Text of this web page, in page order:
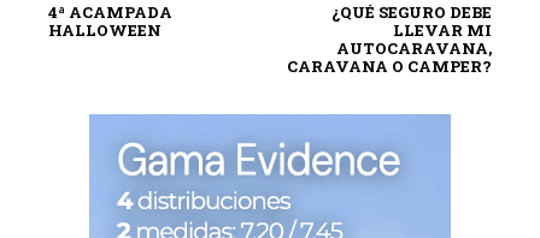
4ª ACAMPADA
HALLOWEEN
¿QUÉ SEGURO DEBE
LLEVAR MI
AUTOCARAVANA,
CARAVANA O CAMPER?